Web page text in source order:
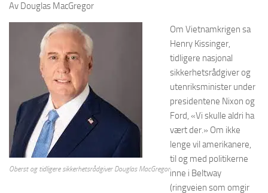
Av Douglas MacGregor
Oberst og tidligere sikkerhetsrådgiver Douglas MacGregor
Om Vietnamkrigen sa
Henry Kissinger,
tidligere nasjonal
sikkerhetsrådgiver og
utenriksminister under
presidentene Nixon og
Ford, «Vi skulle aldri ha
vært der.» Om ikke
lenge vil amerikanere,
til og med politikerne
inne i Beltway
(ringveien som omgir